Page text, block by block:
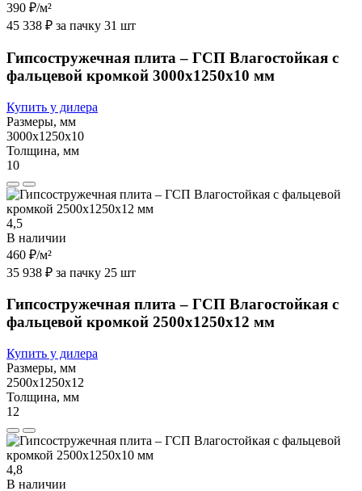
390 ₽/м²
45 338 ₽ за пачку 31 шт
Гипсостружечная плита – ГСП Влагостойкая с
фальцевой кромкой 3000х1250х10 мм
Купить у дилера
Размеры, мм
3000х1250х10
Толщина, мм
10
4,5
В наличии
460 ₽/м²
35 938 ₽ за пачку 25 шт
Гипсостружечная плита – ГСП Влагостойкая с
фальцевой кромкой 2500х1250х12 мм
Купить у дилера
Размеры, мм
2500х1250х12
Толщина, мм
12
4,8
В наличии